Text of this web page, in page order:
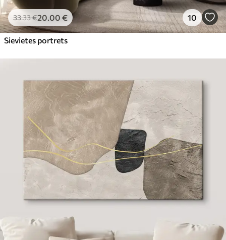
33.33€20.00 € 10
Sievietes portrets